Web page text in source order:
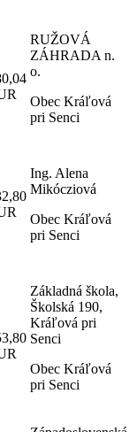
RUŽOVÁ
ZÁHRADA n.
o.
Obec Kráľová
pri Senci
Ing. Alena
Mikócziová
Obec Kráľová
pri Senci
Základná škola,
Školská 190,
Kráľová pri
Senci
Obec Kráľová
pri Senci